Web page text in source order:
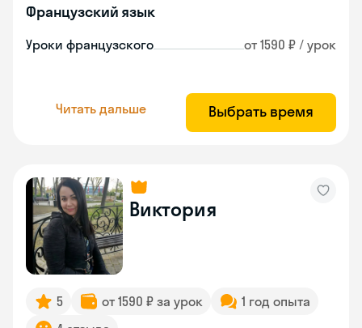
Французский язык
Уроки французского от 1590 ₽ / урок
Читать дальше Выбрать время
Виктория
5 от 1590 ₽ за урок
1 год опыта